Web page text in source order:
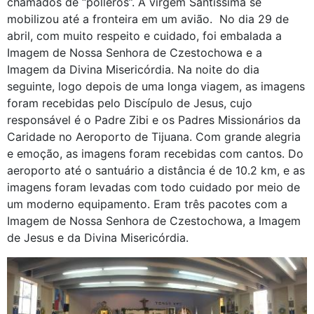
mobilizou até a fronteira em um avião. No dia 29 de
abril, com muito respeito e cuidado, foi embalada a
Imagem de Nossa Senhora de Czestochowa e a
Imagem da Divina Misericórdia. Na noite do dia
seguinte, logo depois de uma longa viagem, as imagens
foram recebidas pelo Discípulo de Jesus, cujo
responsável é o Padre Zibi e os Padres Missionários da
Caridade no Aeroporto de Tijuana. Com grande alegria
e emoção, as imagens foram recebidas com cantos. Do
aeroporto até o santuário a distância é de 10.2 km, e as
imagens foram levadas com todo cuidado por meio de
um moderno equipamento. Eram três pacotes com a
Imagem de Nossa Senhora de Czestochowa, a Imagem
de Jesus e da Divina Misericórdia.